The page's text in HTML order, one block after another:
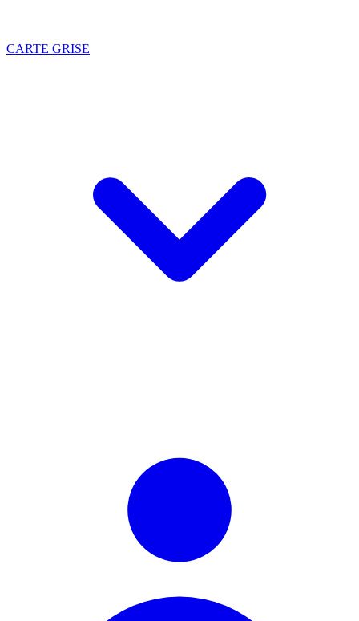
CARTE GRISE